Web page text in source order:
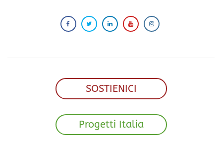
SOSTIENICI
Progetti Italia